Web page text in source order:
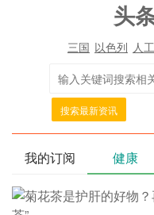
头
三国 以色列 人
搜索最新资讯
我的订阅 健康